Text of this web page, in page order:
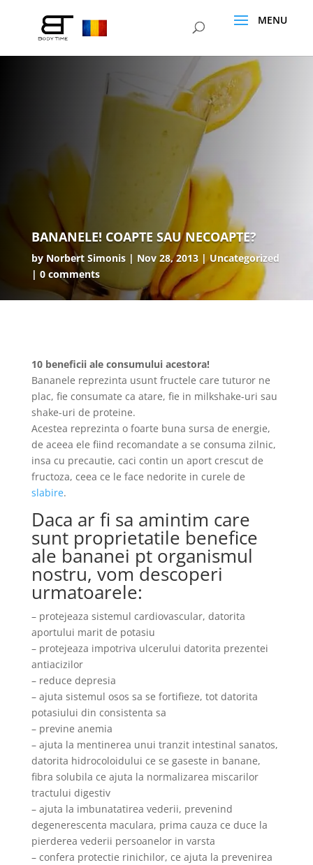
BANANELE! COAPTE SAU NECOAPTE?
by Norbert Simonis Nov 28, 2013
Uncategorized
0 comments
10 beneficii ale consumului acestora!
Bananele reprezinta usunt fructele care tuturor ne
plac, fie consumate ca atare, fie in milkshake-uri sau
shake-uri de proteine.
Acestea reprezinta o foarte buna sursa de energie,
de aceea ele fiind recomandate a se consuma zilnic,
insa cu precautie, caci contin un aport crescut de
fructoza, ceea ce le face nedorite in curele de
slabire.
Daca ar fi sa amintim care
sunt proprietatile benefice
ale bananei pt organismul
nostru, vom descoperi
urmatoarele:
– protejeaza sistemul cardiovascular, datorita
aportului marit de potasiu
– protejeaza impotriva ulcerului datorita prezentei
antiacizilor
– reduce depresia
– ajuta sistemul osos sa se fortifieze, tot datorita
potasiului din consistenta sa
– previne anemia
– ajuta la mentinerea unui tranzit intestinal sanatos,
datorita hidrocoloidului ce se gaseste in banane,
fibra solubila ce ajuta la normalizarea miscarilor
tractului digestiv
– ajuta la imbunatatirea vederii, prevenind
degenerescenta maculara, prima cauza ce duce la
pierderea vederii persoanelor in varsta
– confera protectie rinichilor, ce ajuta la prevenirea